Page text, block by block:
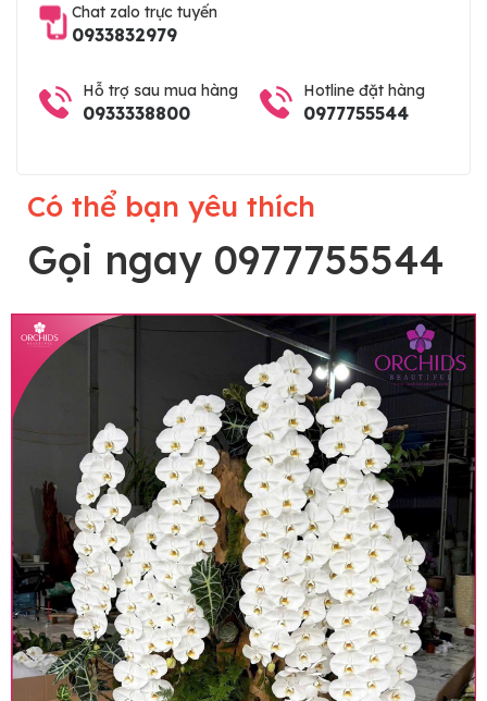
Lưu ý trước khi đặt hàng
• Về cây hoa: Một chậu hoa lan hồ điệp đẹp và
hoàn chỉnh sẽ được phối ghép từ nhiều cây hoa
và tạo dáng hoàn toàn thủ công nên có thể sẽ
khác nhau đôi chút giữa sản phẩm thực tế và
trên hình. Cây hoa lan còn phụ thuộc theo mùa
Chat zalo trực tuyến
0933832979
Hỗ trợ sau mua hàng
0933338800
Hotline đặt hàng
0977755544
Có thể bạn yêu thích
Gọi ngay 0977755544